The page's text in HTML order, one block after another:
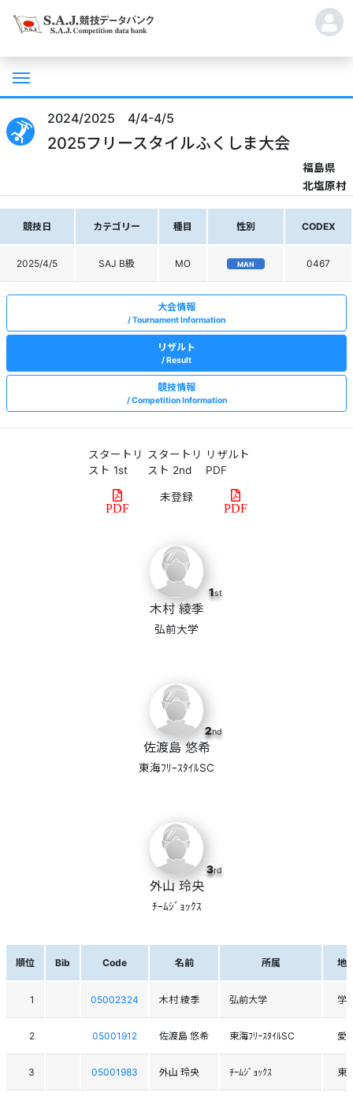
2024/2025 4/4-4/5
2025フリースタイルふくしま大会
福島県
北塩原村
競技日 カテゴリー 種目 性別 CODEX
2025/4/5 SAJ B級 MO MAN 0467
大会情報
Tournament Information
リザルト
Result
競技情報
Competition Information
スタートリ
スト 1st
PDF
スタートリ
スト 2nd
リザルト
PDF
PDF
1st
木村 綾季
弘前大学
2nd
佐渡島 悠希
東海ﾌﾘｰｽﾀｲﾙSC
3rd
外山 玲央
ﾁｰﾑｼﾞｮｯｸｽ
順位 Bib Code 名前 所属 地
1 05002324 木村 綾季 弘前大学 学
2 05001912 佐渡島 悠希 東海ﾌﾘｰｽﾀｲﾙSC 愛
3 05001983 外山 玲央 ﾁｰﾑｼﾞｮｯｸｽ 東